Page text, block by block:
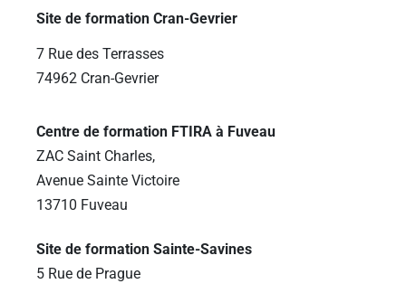
Site de formation Cran-Gevrier
7 Rue des Terrasses
74962 Cran-Gevrier
Centre de formation FTIRA à Fuveau
ZAC Saint Charles,
Avenue Sainte Victoire
13710 Fuveau
Site de formation Sainte-Savines
5 Rue de Prague